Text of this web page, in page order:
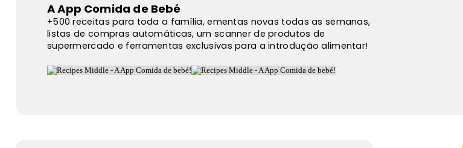
A App Comida de Bebé
+500 receitas para toda a família, ementas novas todas as semanas,
listas de compras automáticas, um scanner de produtos de
supermercado e ferramentas exclusivas para a introdução alimentar!